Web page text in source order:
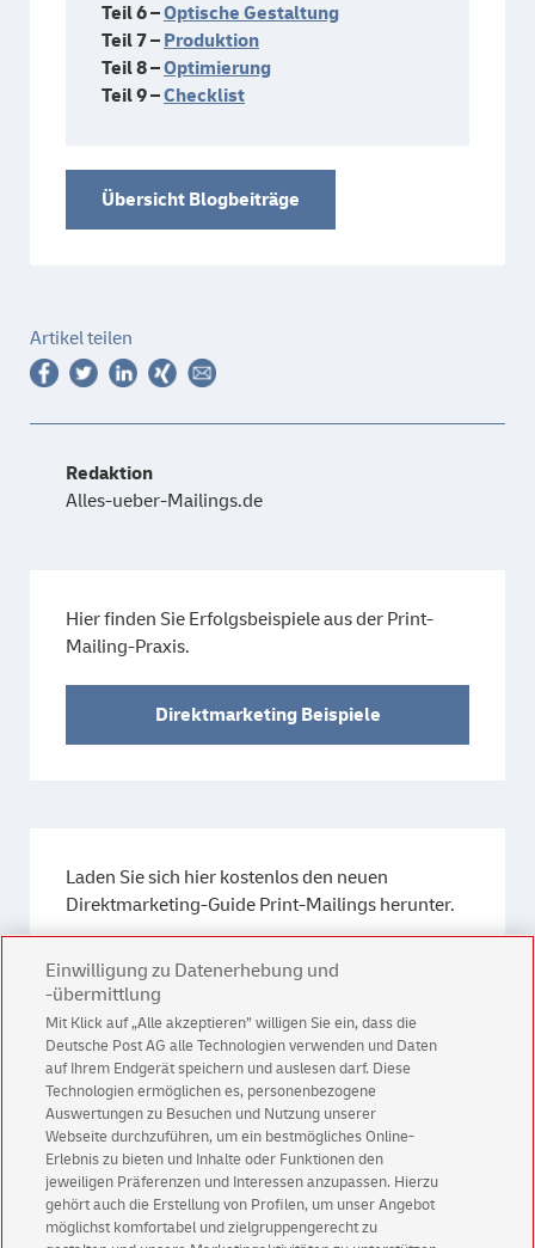
Teil 6 –Optische Gestaltung
Teil 7 – Produktion
Teil 8 –Optimierung
Teil 9 –Checklist
Übersicht Blogbeiträge
Artikel teilen
Redaktion
Alles-ueber-Mailings.de
Hier finden Sie Erfolgsbeispiele aus der Print-
Mailing-Praxis.
Direktmarketing Beispiele
Laden Sie sich hier kostenlos den neuen
Direktmarketing-Guide Print-Mailings herunter.
Direktmarketing-Guide
Kontakt
Einwilligung zu Datenerhebung und
-übermittlung
Mit Klick auf „Alle akzeptieren” willigen Sie ein, dass die
Deutsche Post AG alle Technologien verwenden und Daten
auf Ihrem Endgerät speichern und auslesen darf. Diese
Technologien ermöglichen es, personenbezogene
Auswertungen zu Besuchen und Nutzung unserer
Webseite durchzuführen, um ein bestmögliches Online-
Erlebnis zu bieten und Inhalte oder Funktionen den
jeweiligen Präferenzen und Interessen anzupassen. Hierzu
gehört auch die Erstellung von Profilen, um unser Angebot
möglichst komfortabel und zielgruppengerecht zu